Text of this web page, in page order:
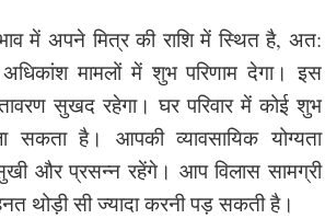
में अपने मित्र की राशि में स्थित है, अत:
मामलों में शुभ परिणाम देगा। इस
सुखद रहेगा। घर परिवार में कोई शुभ
सकता है। आपकी व्यावसायिक योग्यता
और प्रसन्न रहेंगे। आप विलास सामग्री
थोड़ी सी ज्यादा करनी पड़ सकती है।